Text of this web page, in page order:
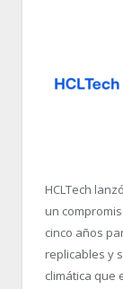
HCLTech
un
cinco años
replicables y
climática que